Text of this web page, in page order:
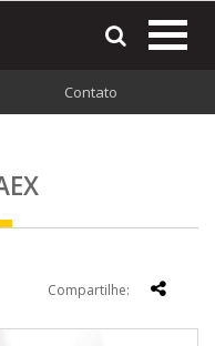
Contato
Compartilhe: